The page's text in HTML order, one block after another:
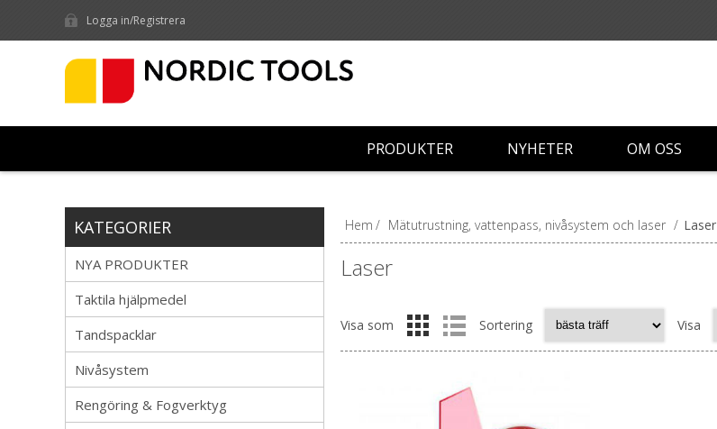
Logga in/Registrera
PRODUKTER NYHETER OM OSS
Hem / Mätutrustning, vattenpass, nivåsystem och laser / Laser
Laser
Visa som Sortering Visa
KATEGORIER
NYA PRODUKTER
Taktila hjälpmedel
Tandspacklar
Nivåsystem
Rengöring & Fogverktyg